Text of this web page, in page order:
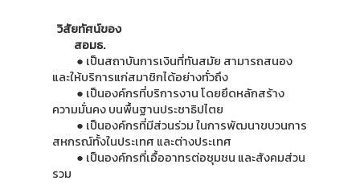
วิสัยทัศน์ของ
สอมธ.
● เป็นสถาบันการเงินที่ทันสมัย สามารถสนอง
และให้บริการแก่สมาชิกได้อย่างทั่วถึง
● เป็นองค์กรที่บริการงาน โดยยึดหลักสร้าง
ความมั่นคง บนพื้นฐานประชาธิปไตย
● เป็นองค์กรที่มีส่วนร่วม ในการพัฒนาขบวนการ
สหกรณ์ทั้งในประเทศ และต่างประเทศ
● เป็นองค์กรที่เอื้ออาทรต่อชุมชน และสังคมส่วน
รวม